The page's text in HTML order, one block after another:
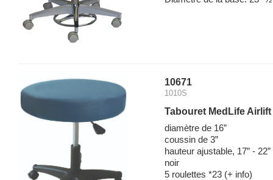
10671
1010S
Tabouret MedLife Airlift
diamètre de 16”
coussin de 3”
hauteur ajustable, 17” - 22”
noir
5 roulettes *23 (+ info)